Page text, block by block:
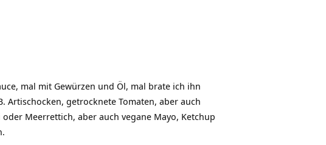
mal mit Gewürzen und Öl, mal brate ich ihn
Artischocken, getrocknete Tomaten, aber auch
Meerrettich, aber auch vegane Mayo, Ketchup